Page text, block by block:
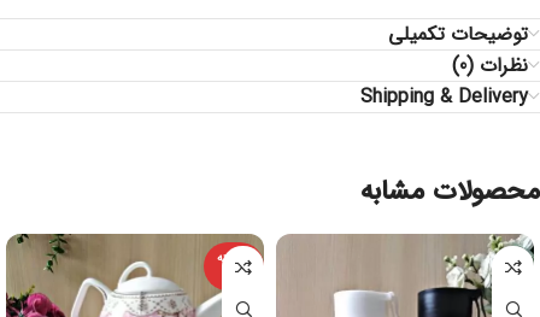
توضیحات تکمیلی
نظرات (0)
Shipping & Delivery
محصولات مشابه
فروخته
شده